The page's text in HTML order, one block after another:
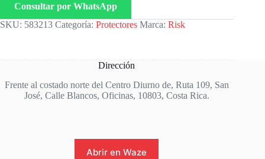
Consultar por WhatsApp
SKU: 583213 Categoría: Protectores Marca: Risk
Dirección
Frente al costado norte del Centro Diurno de, Ruta 109, San
José, Calle Blancos, Oficinas, 10803, Costa Rica.
Abrir en Waze